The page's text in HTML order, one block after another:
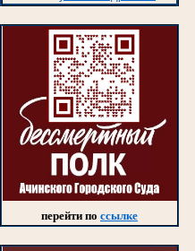
перейти по ссылке